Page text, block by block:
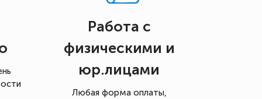
Работа с
физическими и
юр.лицами
Любая форма оплаты,